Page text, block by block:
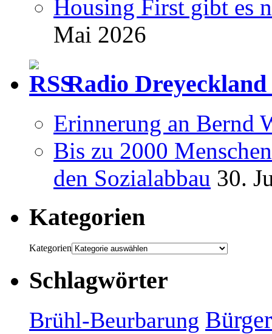
Housing First gibt es
Mai 2026
Radio
Erinnerung an Bernd
Bis zu 2000
den Sozialabbau 30.
Kategorien
Kategorien
Schlagwörter
Brühl-Beurbarung